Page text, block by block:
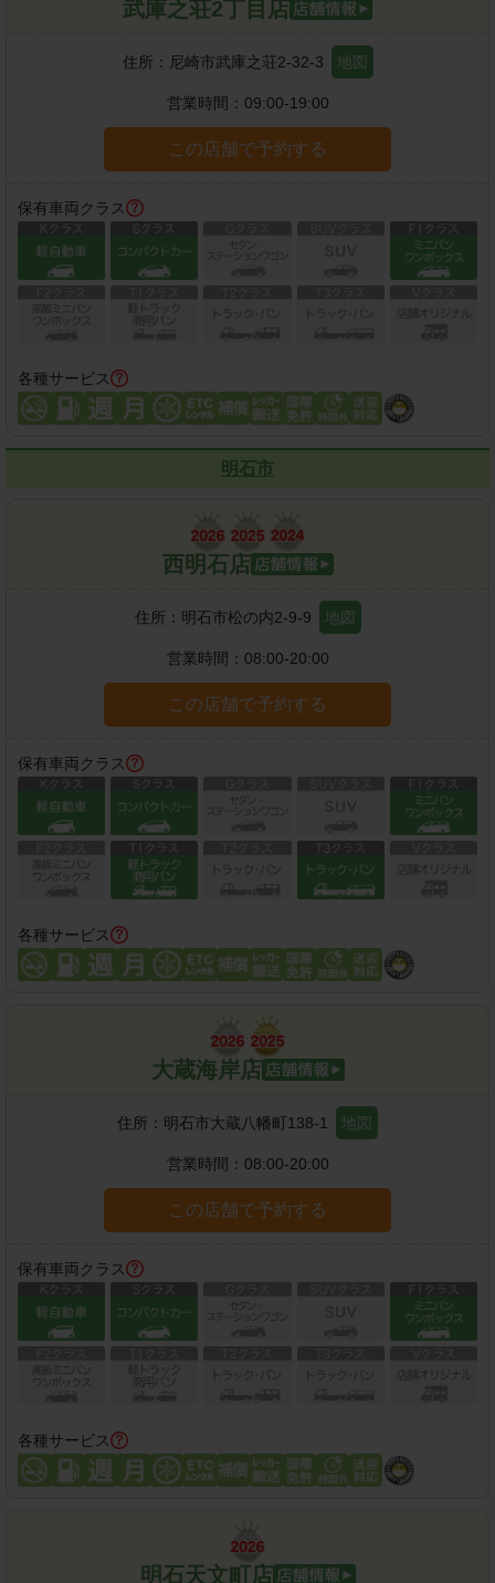
武庫之荘2丁目店
住所： 尼崎市武庫之荘2-32-3 地図
営業時間： 09:00-19:00
この店舗で予約する
保有車両クラス
各種サービス
明石市
西明石店
住所： 明石市松の内2-9-9 地図
営業時間： 08:00-20:00
この店舗で予約する
保有車両クラス
各種サービス
大蔵海岸店
住所： 明石市大蔵八幡町138-1 地図
営業時間： 08:00-20:00
この店舗で予約する
保有車両クラス
各種サービス
明石天文町店